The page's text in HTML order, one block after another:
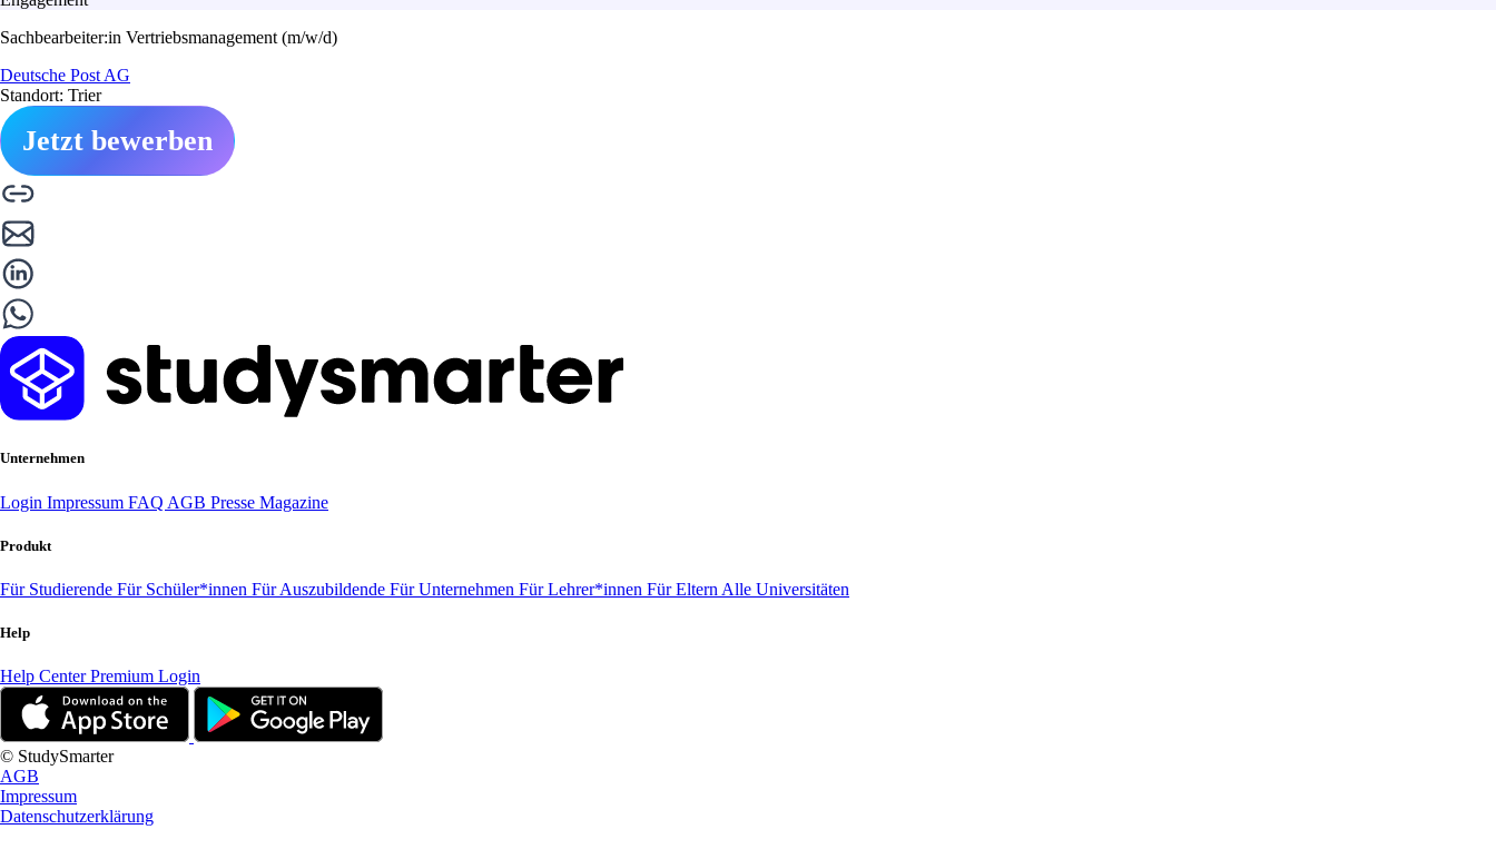
Sachbearbeiter:in Vertriebsmanagement (m/w/d)
Deutsche Post AG
Standort: Trier
Jetzt bewerben
Unternehmen
Login Impressum FAQ AGB Presse Magazine
Produkt
Für Studierende Für Schüler*innen Für Auszubildende Für Unternehmen Für Lehrer*innen Für Eltern Alle Universitäten
Help
Help CenterPremium Login
© StudySmarter
AGB
Impressum
Datenschutzerklärung